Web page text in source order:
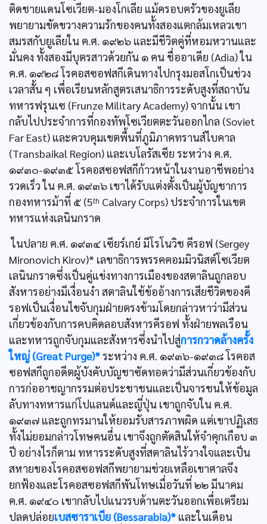
ติดชายแดนโซเวียต-มองโกเลีย แม้ครอบครัวของยูเลีย
พยายามขัดขวางความรักของคนทั้งสองแตกล้มเหลวเขา
สมรสกับยูเลียใน ค.ศ. ๑๙๒๖ และมีชีวิตคู่ที่หอมหวานและ
มั่นคง ทั้งสองมีบุตรสาวด้วยกัน ๑ คน ชื่ออาเดีย (Adia) ใน
ค.ศ. ๑๙๒๘ โรคอสซอฟสกีเดินทางไปกรุงมอสโกเป็นช่วง
เวลาสั้น ๆ เพื่อเรียนหลักสูตรเสนาธิการระดับสูงที่สถาบัน
ทหารฟรุนเซ (Frunze Military Academy) จากนั้น เขา
กลับไปประจำการที่กองทัพโซเวียตตะวันออกไกล (Soviet
Far East) และควบคุมเขตพื้นที่ภูมิภาคทรานส์ไบคาล
(Transbaikal Region) และเบโลรัสเซีย ระหว่าง ค.ศ.
๑๙๓๐-๑๙๓๕ โรคอสซอฟสกีก้าวหน้าในงานอาชีพอย่าง
รวดเร็ว ใน ค.ศ. ๑๙๓๖ เขาได้รับแต่งตั้งเป็นผู้บัญชาการ
กองทหารม้าที่ ๕ (5ᵗʰ Calvary Corps) ประจำการในเขต
ทหารแห่งเลนินกราด
ในปลาย ค.ศ. ๑๙๓๔ เซียร์เกย์ มีโรโนวิช คีรอฟ (Sergey
Mironovich Kirov)* เลขาธิการพรรคคอมมิวนิสต์โซเวียต
เลนินกราดซึ่งเป็นคู่แข่งทางการเมืองของสตาลินถูกลอบ
สังหารอย่างมีเงื่อนงำ สตาลินใช้ข้ออ้างการเสียชีวิตของคี
รอฟเป็นเงื่อนไขจับกุมฝ่ายตรงข้ามโดยกล่าวหาว่ามีส่วน
เกี่ยวข้องกับการคบคิดลอบสังหารคีรอฟ ทั้งฝ่ายพลเรือน
และทหารถูกจับกุมและสังหารซึ่งนำไปสู่การกวาดล้างครั้ง
ใหญ่ (Great Purge)*ระหว่าง ค.ศ. ๑๙๓๖-๑๙๓๘ โรคอส
ซอฟสกีถูกอดีตผู้บังคับบัญชาซัดทอดว่ามีส่วนเกี่ยวข้องกับ
การก่ออาชญากรรมต่อประชาชนและเป็นจารชนให้ข้อมูล
ลับทางทหารแก่โปแลนด์และญี่ปุ่น เขาถูกจับใน ค.ศ.
๑๙๓๗ และถูกทรมานให้ยอมรับสารภาพผิด แต่เขาปฏิเสธ
ทั้งไม่ยอมกล่าวโทษคนอื่น เขาจึงถูกตัดสินให้จำคุกเกือบ ๓
ปี อย่างไรก็ตาม ทหารระดับสูงที่สตาลินไร้วางใจและเป็น
สหายของโรคอสซอฟสกีพยายามช่วยเหลือเขาศาลจึง
ยกฟ้องและโรคอสซอฟสกีพันโทษเมื่อวันที่ ๒๒ มีนาคม
ค.ศ. ๑๙๔๐ เขากลับไปแนวรบด้านตะวันออกเพื่อเตรียม
ปลดปล่อยเบสซาราเบีย (Bessarabia)* และในเดือน